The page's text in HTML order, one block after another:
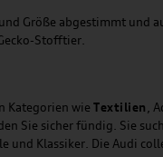
Größe abgestimmt und
Stofftier.
Kategorien wie Textilien ,
Sie sicher fündig. Sie
und Klassiker. Die Audi